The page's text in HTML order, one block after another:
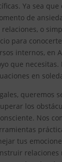
Ya sea que
de
o
para
internos, en
que necesitas.
en
queremos
los
Nos
tus
relaciones